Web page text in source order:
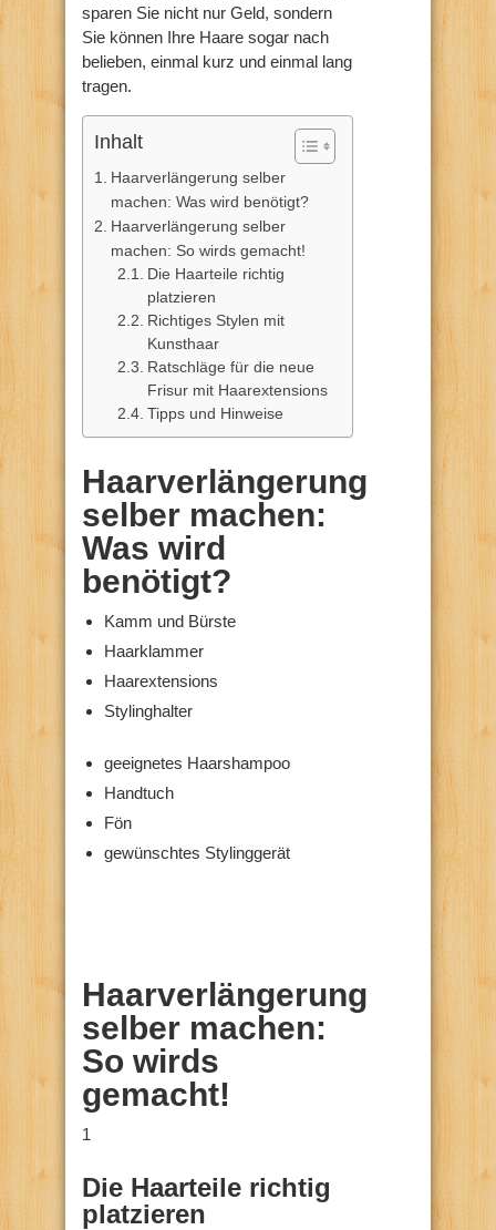
sparen Sie nicht nur Geld, sondern
Sie können Ihre Haare sogar nach
belieben, einmal kurz und einmal lang
tragen.
Inhalt
Haarverlängerung selber
machen: Was wird benötigt?
Haarverlängerung selber
machen: So wirds gemacht!
Die Haarteile richtig
platzieren
Richtiges Stylen mit
Kunsthaar
Ratschläge für die neue
Frisur mit Haarextensions
Tipps und Hinweise
Haarverlängerung
selber machen:
Was wird
benötigt?
Kamm und Bürste
Haarklammer
Haarextensions
Stylinghalter
geeignetes Haarshampoo
Handtuch
Fön
gewünschtes Stylinggerät
Haarverlängerung
selber machen:
So wirds
gemacht!
1
Die Haarteile richtig
platzieren